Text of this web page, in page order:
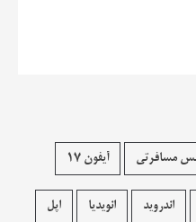
مسافرتی آیفون 17
اندروید انویدیا اپل